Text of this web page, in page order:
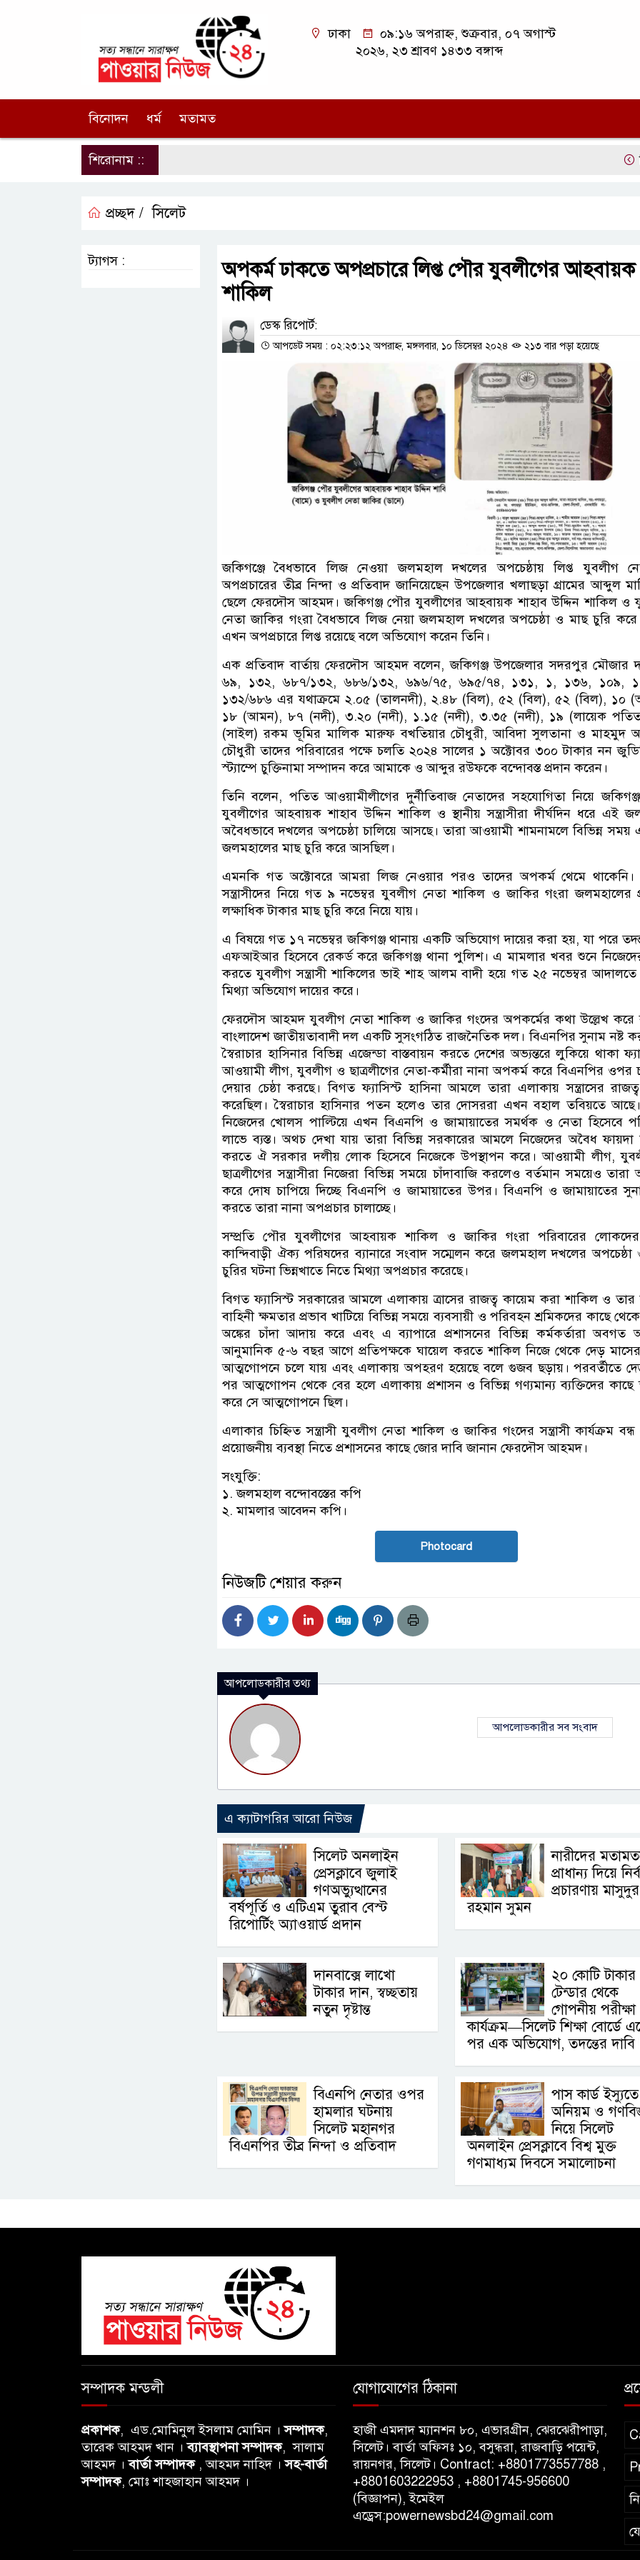
ঢাকা
০৯:১৬ অপরাহ্ন, শুক্রবার, ০৭ অগাস্ট
২০২৬, ২৩ শ্রাবণ ১৪৩৩ বঙ্গাব্দ
বিনোদন ধর্ম মতামত
শিরোনাম ::
প্রচ্ছদ / সিলেট
অপকর্ম ঢাকতে অপপ্রচারে লিপ্ত পৌর যুবলীগের আহবায়ক
শাকিল
ডেস্ক রিপোর্ট:
আপডেট সময় : ০২:২৩:১২ অপরাহ্ন, মঙ্গলবার, ১০ ডিসেম্বর ২০২৪ ২১৩ বার পড়া হয়েছে
জকিগঞ্জে বৈধভাবে লিজ নেওয়া জলমহাল দখলের অপচেষ্ঠায় লিপ্ত যুবলীগ
অপপ্রচারের তীব্র নিন্দা ও প্রতিবাদ জানিয়েছেন উপজেলার খলাছড়া গ্রামের আব্দুল
ছেলে ফেরদৌস আহমদ। জকিগঞ্জ পৌর যুবলীগের আহবায়ক শাহাব উদ্দিন শাকিল ও
নেতা জাকির গংরা বৈধভাবে লিজ নেয়া জলমহাল দখলের অপচেষ্ঠা ও মাছ চুরি
এখন অপপ্রচারে লিপ্ত রয়েছে বলে অভিযোগ করেন তিনি।
এক প্রতিবাদ বার্তায় ফেরদৌস আহমদ বলেন, জকিগঞ্জ উপজেলার সদরপুর মৌজার
৬৯, ১৩২, ৬৮৭/১৩২, ৬৮৬/১৩২, ৬৯৬/৭৫, ৬৯৫/৭৪, ১৩১, ১, ১৩৬, ১০৯,
১৩২/৬৮৬ এর যথাক্রমে ২.০৫ (তালনদী), ২.৪৮ (বিল), ৫২ (বিল), ৫২ (বিল), ১০
১৮ (আমন), ৮৭ (নদী), ৩.২০ (নদী), ১.১৫ (নদী), ৩.৩৫ (নদী), ১৯ (লায়েক
(সাইল) রকম ভূমির মালিক মারুফ বখতিয়ার চৌধুরী, আবিদা সুলতানা ও মাহমুদ
চৌধুরী তাদের পরিবারের পক্ষে চলতি ২০২৪ সালের ১ অক্টোবর ৩০০ টাকার নন
স্ট্যাম্পে চুক্তিনামা সম্পাদন করে আমাকে ও আব্দুর রউফকে বন্দোবস্ত প্রদান করেন।
তিনি বলেন, পতিত আওয়ামীলীগের দুর্নীতিবাজ নেতাদের সহযোগিতা নিয়ে
যুবলীগের আহবায়ক শাহাব উদ্দিন শাকিল ও স্থানীয় সন্ত্রাসীরা দীর্ঘদিন ধরে এই
অবৈধভাবে দখলের অপচেষ্ঠা চালিয়ে আসছে। তারা আওয়ামী শামনামলে বিভিন্ন
জলমহালের মাছ চুরি করে আসছিল।
এমনকি গত অক্টোবরে আমরা লিজ নেওয়ার পরও তাদের অপকর্ম থেমে থাকেনি।
সন্ত্রাসীদের নিয়ে গত ৯ নভেম্বর যুবলীগ নেতা শাকিল ও জাকির গংরা জলমহালের
লক্ষাধিক টাকার মাছ চুরি করে নিয়ে যায়।
এ বিষয়ে গত ১৭ নভেম্বর জকিগঞ্জ থানায় একটি অভিযোগ দায়ের করা হয়, যা পরে
এফআইআর হিসেবে রেকর্ড করে জকিগঞ্জ থানা পুলিশ। এ মামলার খবর শুনে
করতে যুবলীগ সন্ত্রাসী শাকিলের ভাই শাহ আলম বাদী হয়ে গত ২৫ নভেম্বর
মিথ্যা অভিযোগ দায়ের করে।
ফেরদৌস আহমদ যুবলীগ নেতা শাকিল ও জাকির গংদের অপকর্মের কথা উল্লেখ করে
বাংলাদেশ জাতীয়তাবাদী দল একটি সুসংগঠিত রাজনৈতিক দল। বিএনপির সুনাম নষ্ট
স্বৈরাচার হাসিনার বিভিন্ন এজেন্ডা বাস্তবায়ন করতে দেশের অভ্যন্তরে লুকিয়ে থাকা
আওয়ামী লীগ, যুবলীগ ও ছাত্রলীগের নেতা-কর্মীরা নানা অপকর্ম করে বিএনপির ওপর
দেয়ার চেষ্ঠা করছে। বিগত ফ্যাসিস্ট হাসিনা আমলে তারা এলাকায় সন্ত্রাসের
করেছিল। স্বৈরাচার হাসিনার পতন হলেও তার দোসররা এখন বহাল তবিয়তে
নিজেদের খোলস পাল্টিয়ে এখন বিএনপি ও জামায়াতের সমর্থক ও নেতা হিসেবে
লাভে ব্যস্ত। অথচ দেখা যায় তারা বিভিন্ন সরকারের আমলে নিজেদের অবৈধ ফায়দা
করতে ঐ সরকার দলীয় লোক হিসেবে নিজেকে উপস্থাপন করে। আওয়ামী লীগ,
ছাত্রলীগের সন্ত্রাসীরা নিজেরা বিভিন্ন সময়ে চাঁদাবাজি করলেও বর্তমান সময়েও তারা
করে দোষ চাপিয়ে দিচ্ছে বিএনপি ও জামায়াতের উপর। বিএনপি ও জামায়াতের
করতে তারা নানা অপপ্রচার চালাচ্ছে।
সম্প্রতি পৌর যুবলীগের আহবায়ক শাকিল ও জাকির গংরা পরিবারের লোকদের
কান্দিবাড়ী ঐক্য পরিষদের ব্যানারে সংবাদ সম্মেলন করে জলমহাল দখলের
চুরির ঘটনা ভিন্নখাতে নিতে মিথ্যা অপপ্রচার করেছে।
বিগত ফ্যাসিস্ট সরকারের আমলে এলাকায় ত্রাসের রাজত্ব কায়েম করা শাকিল ও তার
বাহিনী ক্ষমতার প্রভাব খাটিয়ে বিভিন্ন সময়ে ব্যবসায়ী ও পরিবহন শ্রমিকদের কাছে
অঙ্কের চাঁদা আদায় করে এবং এ ব্যাপারে প্রশাসনের বিভিন্ন কর্মকর্তারা অবগত
আনুমানিক ৫-৬ বছর আগে প্রতিপক্ষকে ঘায়েল করতে শাকিল নিজে থেকে দেড়
আত্মগোপনে চলে যায় এবং এলাকায় অপহরণ হয়েছে বলে গুজব ছড়ায়। পরবর্তীতে
পর আত্মগোপন থেকে বের হলে এলাকায় প্রশাসন ও বিভিন্ন গণ্যমান্য ব্যক্তিদের কাছে
করে সে আত্মগোপনে ছিল।
এলাকার চিহ্নিত সন্ত্রাসী যুবলীগ নেতা শাকিল ও জাকির গংদের সন্ত্রাসী কার্যক্রম
প্রয়োজনীয় ব্যবস্থা নিতে প্রশাসনের কাছে জোর দাবি জানান ফেরদৌস আহমদ।
সংযুক্তি:
১. জলমহাল বন্দোবস্তের কপি
২. মামলার আবেদন কপি।
Photocard
নিউজটি শেয়ার করুন
আপলোডকারীর তথ্য
আপলোডকারীর সব সংবাদ
এ ক্যাটাগরির আরো নিউজ
সিলেট অনলাইন
প্রেসক্লাবে জুলাই
গণঅভ্যুত্থানের
বর্ষপূর্তি ও এটিএম তুরাব বেস্ট
রিপোর্টিং অ্যাওয়ার্ড প্রদান
নারীদের
প্রাধান্য দিয়ে
প্রচারণায় মাসুদুর
রহমান সুমন
দানবাক্সে লাখো
টাকার দান, স্বচ্ছতায়
নতুন দৃষ্টান্ত
২০ কোটি টাকার
টেন্ডার থেকে
গোপনীয় পরীক্ষা
কার্যক্রম—সিলেট শিক্ষা বোর্ডে
পর এক অভিযোগ, তদন্তের দাবি
বিএনপি নেতার ওপর
হামলার ঘটনায়
সিলেট মহানগর
বিএনপির তীব্র নিন্দা ও প্রতিবাদ
পাস কার্ড ইস্যুতে
অনিয়ম ও
নিয়ে সিলেট
অনলাইন প্রেসক্লাবে বিশ্ব মুক্ত
গণমাধ্যম দিবসে সমালোচনা
ট্যাগস :
সম্পাদক মন্ডলী
প্রকাশক, এড.মোমিনুল ইসলাম মোমিন ।সম্পাদক,
তারেক আহমদ খান ।ব্যাবস্থাপনা সম্পাদক, সালাম
আহমদ ।বার্তা সম্পাদক, আহমদ নাহিদ ।সহ-বার্তা
সম্পাদক, মোঃ শাহজাহান আহমদ ।
যোগাযোগের ঠিকানা
হাজী এমদাদ ম্যানশন ৮০, এভারগ্রীন, ঝেরঝেরীপাড়া,
সিলেট। বার্তা অফিসঃ ১০, বসুন্ধরা, রাজবাড়ি পয়েন্ট,
রায়নগর, সিলেট। Contract: +8801773557788 ,
+8801603222953 , +8801745-956600
(বিজ্ঞাপন), ইমেইল
এড্রেস:powernewsbd24@gmail.com